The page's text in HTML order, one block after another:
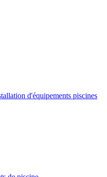
d'équipements piscines